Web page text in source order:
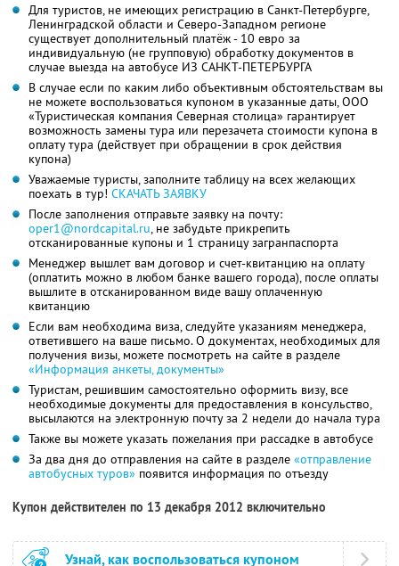
Для туристов, не имеющих регистрацию в Санкт-Петербурге,
Ленинградской области и Северо-Западном регионе
существует дополнительный платёж - 10 евро за
индивидуальную (не групповую) обработку документов в
случае выезда на автобусе ИЗ САНКТ-ПЕТЕРБУРГА
В случае если по каким либо объективным обстоятельствам вы
не можете воспользоваться купоном в указанные даты, ООО
«Туристическая компания Северная столица» гарантирует
возможность замены тура или перезачета стоимости купона в
оплату тура (действует при обращении в срок действия
купона)
Уважаемые туристы, заполните таблицу на всех желающих
поехать в тур! СКАЧАТЬ ЗАЯВКУ
После заполнения отправьте заявку на почту:
oper1@nordcapital.ru, не забудьте прикрепить
отсканированные купоны и 1 страницу загранпаспорта
Менеджер вышлет вам договор и счет-квитанцию на оплату
(оплатить можно в любом банке вашего города), после оплаты
вышлите в отсканированном виде вашу оплаченную
квитанцию
Если вам необходима виза, следуйте указаниям менеджера,
ответившего на ваше письмо. О документах, необходимых для
получения визы, можете посмотреть на сайте в разделе
«Информация анкеты, документы»
Туристам, решившим самостоятельно оформить визу, все
необходимые документы для предоставления в консульство,
высылаются на электронную почту за 2 недели до начала тура
Также вы можете указать пожелания при рассадке в автобусе
За два дня до отправления на сайте в разделе «отправление
автобусных туров» появится информация по отъезду
Купон действителен по 13 декабря 2012 включительно
Узнай, как воспользоваться купоном